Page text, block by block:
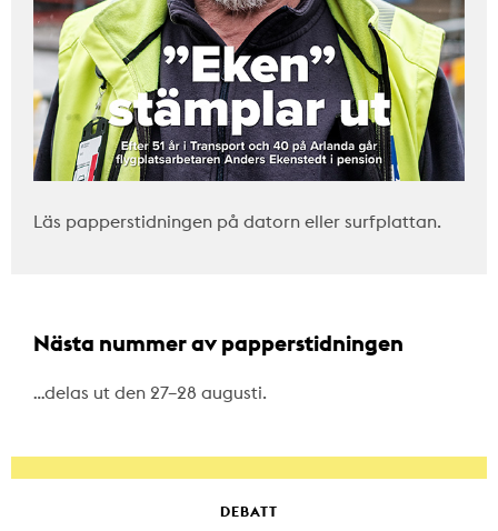
Läs papperstidningen på datorn eller surfplattan.
Nästa nummer av papperstidningen
…delas ut den 27–28 augusti.
DEBATT